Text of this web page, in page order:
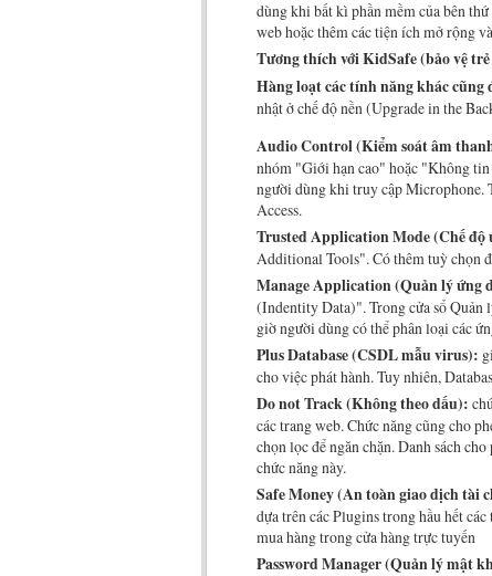
dùng khi bất kì phần mềm của bên
web hoặc thêm các tiện ích mở rộng
Tương thích với KidSafe (bảo vệ
Hàng loạt các tính năng khác cũng
nhật ở chế độ nền (Upgrade in the
Audio Control (Kiểm soát âm
nhóm "Giới hạn cao" hoặc "Không
người dùng khi truy cập Microphone.
Access.
Trusted Application Mode (Chế
Additional Tools". Có thêm tuỳ chọn
Manage Application (Quản lý ứng
(Indentity Data)". Trong cửa sổ Quản
giờ người dùng có thể phân loại các
Plus Database (CSDL mẫu virus):
cho việc phát hành. Tuy nhiên,
Do not Track (Không theo dấu):
các trang web. Chức năng cũng cho
chọn lọc để ngăn chặn. Danh sách
chức năng này.
Safe Money (An toàn giao dịch tài
dựa trên các Plugins trong hầu hết
mua hàng trong cửa hàng trực tuyến
Password Manager (Quản lý mật